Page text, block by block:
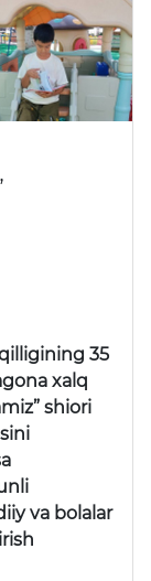
35
xalq
shiori
va bolalar